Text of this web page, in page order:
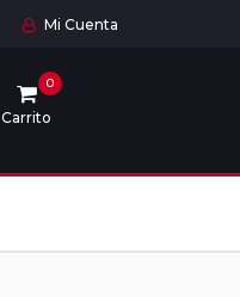
Mi Cuenta
Carrito
0